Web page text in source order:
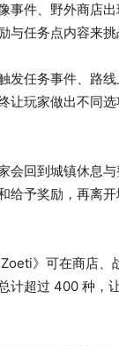
事件、野外商店
与任务点内容来挑
发任务事件、路
让玩家做出不同
会回到城镇休息
给予奖励，再离
》可在商店、
计超过 400 种，